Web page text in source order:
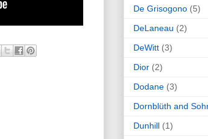
De Grisogono (5)
DeLaneau (2)
DeWitt (3)
Dior (2)
Dodane (3)
Dornblüth and
Dunhill (1)